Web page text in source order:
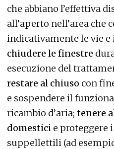
che abbiano l’effettiva
all’aperto nell’area che
indicativamente le vie
chiudere le finestre
esecuzione del
restare al chiuso con
e sospendere il
ricambio d’aria; tenere
domestici e proteggere
suppellettili (ad